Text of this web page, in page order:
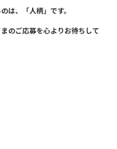
は、「人柄」です。
のご応募を心よりお待ちして